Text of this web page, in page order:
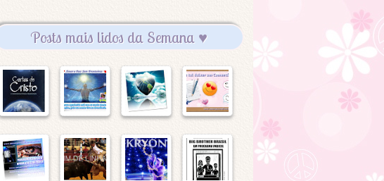
Posts mais lidos da Semana ♥